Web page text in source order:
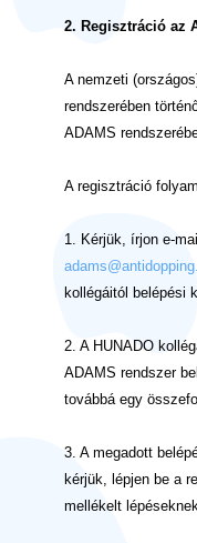
2. Regisztráció az
A nemzeti
rendszerében
ADAMS
A regisztráció
1. Kérjük, írjon e-
kollégáitól belépési
2. A HUNADO
ADAMS rendszer
továbbá egy
3. A megadott
kérjük, lépjen be a
mellékelt